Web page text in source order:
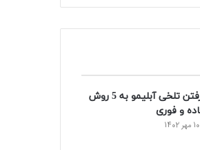
گرفتن تلخی آبلیمو به 5 روش
و فوری
10 مهر 1402